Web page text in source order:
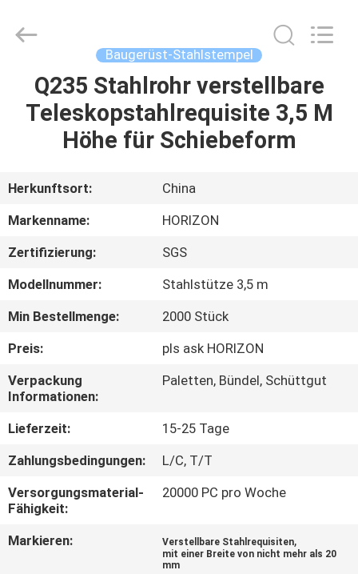
HAUS
PRODUKTE
ÜBER
UNS
FABRIK-
AUSFLUG
QUALITÄTSKONTROLLE
TRETEN
SIE
MIT
IN
VERBINDUNG
ECER
Baugerüst-Stahlstempel
Q235 Stahlrohr verstellbare
Teleskopstahlrequisite 3,5 M
Höhe für Schiebeform
Herkunftsort:
China
Markenname:
HORIZON
Zertifizierung:
SGS
Modellnummer:
Stahlstütze 3,5 m
Min Bestellmenge:
2000 Stück
Preis:
pls ask HORIZON
Verpackung
Informationen:
Paletten, Bündel, Schüttgut
Lieferzeit:
15-25 Tage
Zahlungsbedingungen:
L/C, T/T
Versorgungsmaterial-
Fähigkeit:
20000 PC pro Woche
Markieren: Verstellbare Stahlrequisiten,
mit einer Breite von nicht mehr als 20
mm